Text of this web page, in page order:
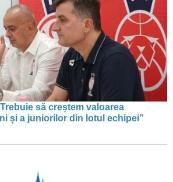
să creștem valoarea
și a juniorilor din lotul echipei”